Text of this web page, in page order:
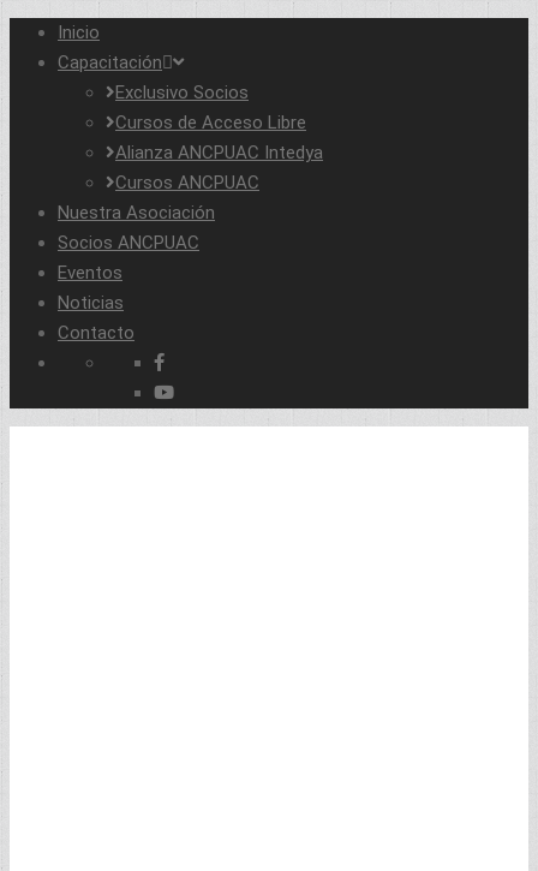
Inicio
Capacitación
Exclusivo Socios
Cursos de Acceso Libre
Alianza ANCPUAC Intedya
Cursos ANCPUAC
Nuestra Asociación
Socios ANCPUAC
Eventos
Noticias
Contacto